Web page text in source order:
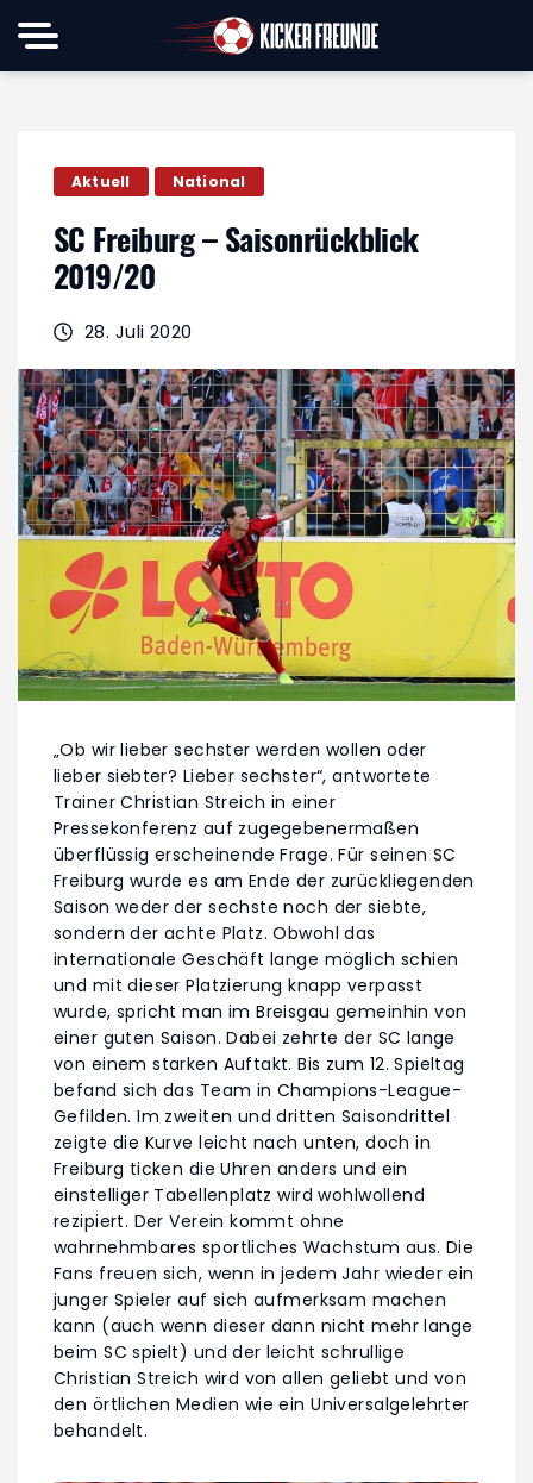
Aktuell National
SC Freiburg – Saisonrückblick
2019/20
28. Juli 2020
„Ob wir lieber sechster werden wollen oder
lieber siebter? Lieber sechster“, antwortete
Trainer Christian Streich in einer
Pressekonferenz auf zugegebenermaßen
überflüssig erscheinende Frage. Für seinen SC
Freiburg wurde es am Ende der zurückliegenden
Saison weder der sechste noch der siebte,
sondern der achte Platz. Obwohl das
internationale Geschäft lange möglich schien
und mit dieser Platzierung knapp verpasst
wurde, spricht man im Breisgau gemeinhin von
einer guten Saison. Dabei zehrte der SC lange
von einem starken Auftakt. Bis zum 12. Spieltag
befand sich das Team in Champions-League-
Gefilden. Im zweiten und dritten Saisondrittel
zeigte die Kurve leicht nach unten, doch in
Freiburg ticken die Uhren anders und ein
einstelliger Tabellenplatz wird wohlwollend
rezipiert. Der Verein kommt ohne
wahrnehmbares sportliches Wachstum aus. Die
Fans freuen sich, wenn in jedem Jahr wieder ein
junger Spieler auf sich aufmerksam machen
kann (auch wenn dieser dann nicht mehr lange
beim SC spielt) und der leicht schrullige
Christian Streich wird von allen geliebt und von
den örtlichen Medien wie ein Universalgelehrter
behandelt.